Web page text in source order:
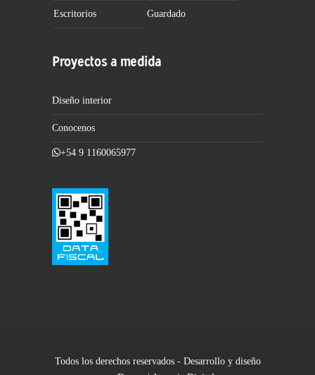
Escritorios Guardado
Proyectos a medida
Diseño interior
Conocenos
+54 9 1160065977
Todos los derechos reservados - Desarrollo y diseño